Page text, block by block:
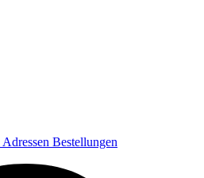
Adressen Bestellungen